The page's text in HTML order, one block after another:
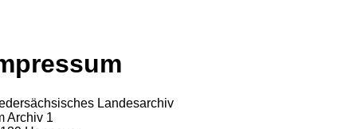
Landesarchiv
Archiv 1